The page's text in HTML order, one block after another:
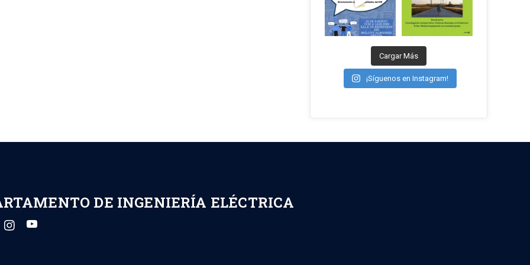
Cargar Más
¡Síguenos en Instagram!
DE INGENIERÍA ELÉCTRICA